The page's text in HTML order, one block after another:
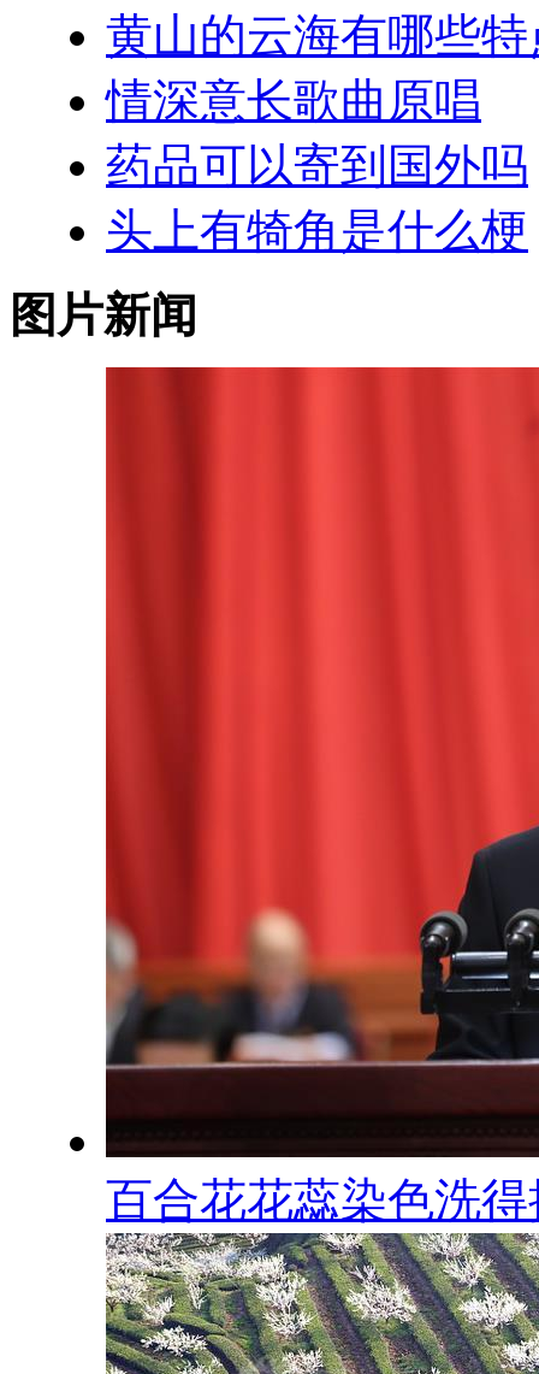
黄山的云海有哪些
情深意长歌曲原唱
药品可以寄到国外吗
头上有犄角是什么梗
图片新闻
百合花花蕊染色洗